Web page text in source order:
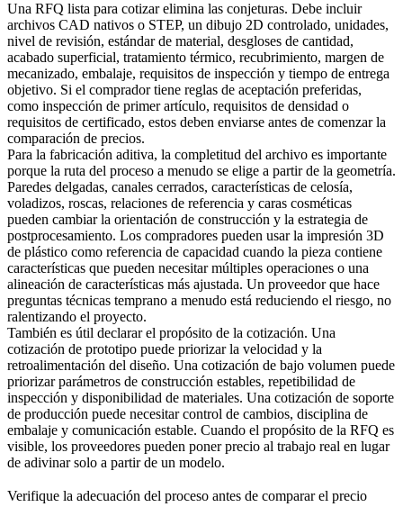
Una RFQ lista para cotizar elimina las conjeturas. Debe incluir
archivos CAD nativos o STEP, un dibujo 2D controlado, unidades,
nivel de revisión, estándar de material, desgloses de cantidad,
acabado superficial, tratamiento térmico, recubrimiento, margen de
mecanizado, embalaje, requisitos de inspección y tiempo de entrega
objetivo. Si el comprador tiene reglas de aceptación preferidas,
como inspección de primer artículo, requisitos de densidad o
requisitos de certificado, estos deben enviarse antes de comenzar la
comparación de precios.
Para la fabricación aditiva, la completitud del archivo es importante
porque la ruta del proceso a menudo se elige a partir de la geometría.
Paredes delgadas, canales cerrados, características de celosía,
voladizos, roscas, relaciones de referencia y caras cosméticas
pueden cambiar la orientación de construcción y la estrategia de
postprocesamiento. Los compradores pueden usarla impresión 3D
de plástico como referencia de capacidad cuando la pieza contiene
características que pueden necesitar múltiples operaciones o una
alineación de características más ajustada. Un proveedor que hace
preguntas técnicas temprano a menudo está reduciendo el riesgo, no
ralentizando el proyecto.
También es útil declarar el propósito de la cotización. Una
cotización de prototipo puede priorizar la velocidad y la
retroalimentación del diseño. Una cotización de bajo volumen puede
priorizar parámetros de construcción estables, repetibilidad de
inspección y disponibilidad de materiales. Una cotización de soporte
de producción puede necesitar control de cambios, disciplina de
embalaje y comunicación estable. Cuando el propósito de la RFQ es
visible, los proveedores pueden poner precio al trabajo real en lugar
de adivinar solo a partir de un modelo.
Verifique la adecuación del proceso antes de comparar el precio